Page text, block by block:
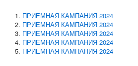
ПРИЕМНАЯ КАМПАНИЯ 2024
ПРИЕМНАЯ КАМПАНИЯ 2024
ПРИЕМНАЯ КАМПАНИЯ 2024
ПРИЕМНАЯ КАМПАНИЯ 2024
ПРИЕМНАЯ КАМПАНИЯ 2024